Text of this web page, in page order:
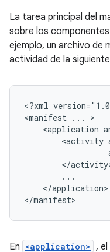
La tarea principal del
sobre los
ejemplo, un archivo de
actividad de la
<?xml
<manifest ...
<application
<activity
</application>
</manifest>
En <application> ,